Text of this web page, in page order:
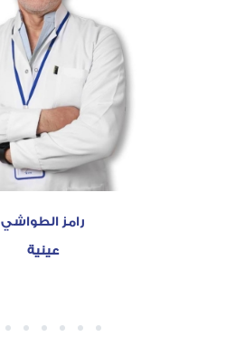
رامز الطواشي
عينية